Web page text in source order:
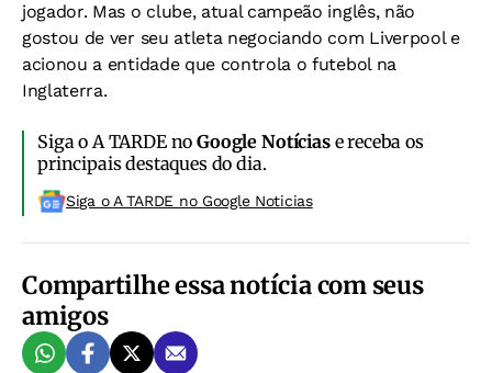
jogador. Mas o clube, atual campeão inglês, não
gostou de ver seu atleta negociando com Liverpool e
acionou a entidade que controla o futebol na
Inglaterra.
Siga o A TARDE noGoogle Notíciase receba os
principais destaques do dia.
Siga o A TARDE no Google Noticias
Compartilhe essa notícia com seus
amigos